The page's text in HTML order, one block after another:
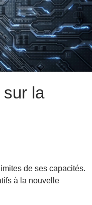
sur la
de ses capacités.
à la nouvelle